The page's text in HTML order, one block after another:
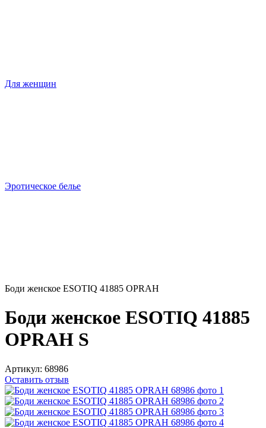
Для женщин
Эротическое белье
Боди женское ESOTIQ 41885 OPRAH
Боди женское ESOTIQ 41885
OPRAH S
Артикул: 68986
Оставить отзыв